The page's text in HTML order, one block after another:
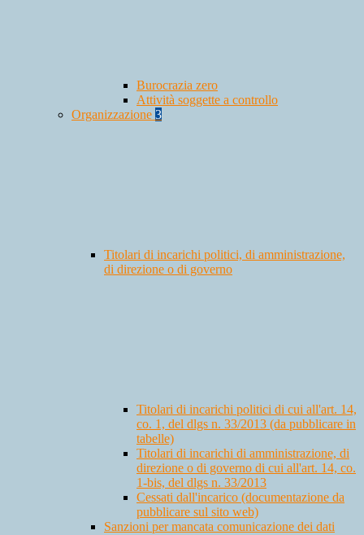
Burocrazia zero
Attività soggette a controllo
Organizzazione 3
Titolari di incarichi politici, di amministrazione,
di direzione o di governo
Titolari di incarichi politici di cui all'art. 14,
co. 1, del dlgs n. 33/2013 (da pubblicare in
tabelle)
Titolari di incarichi di amministrazione, di
direzione o di governo di cui all'art. 14, co.
1-bis, del dlgs n. 33/2013
Cessati dall'incarico (documentazione da
pubblicare sul sito web)
Sanzioni per mancata comunicazione dei dati